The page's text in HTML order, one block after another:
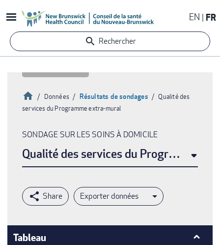
au
contenu
principal
EN FR
Rechercher
d'Ariane
Accueil
Données Résultats de sondages
Qualité des
services du Programme extra-mural
SONDAGE SUR LES SOINS À DOMICILE
Qualité des services du Programme
Exporter données
Tableau